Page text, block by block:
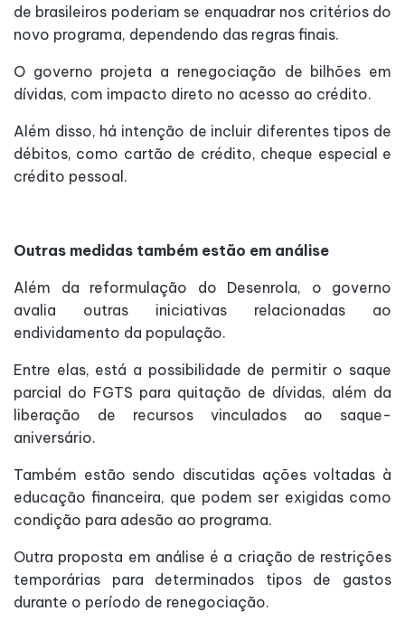
de brasileiros poderiam se enquadrar nos critérios do
novo programa, dependendo das regras finais.
O governo projeta a renegociação de bilhões em
dívidas, com impacto direto no acesso ao crédito.
Além disso, há intenção de incluir diferentes tipos de
débitos, como cartão de crédito, cheque especial e
crédito pessoal.
Outras medidas também estão em análise
Além da reformulação do Desenrola, o governo
avalia outras iniciativas relacionadas ao
endividamento da população.
Entre elas, está a possibilidade de permitir o saque
parcial do FGTS para quitação de dívidas, além da
liberação de recursos vinculados ao saque-
aniversário.
Também estão sendo discutidas ações voltadas à
educação financeira, que podem ser exigidas como
condição para adesão ao programa.
Outra proposta em análise é a criação de restrições
temporárias para determinados tipos de gastos
durante o período de renegociação.